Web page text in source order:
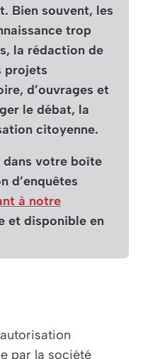
Bien souvent, les
trop
la rédaction de
projets
d’ouvrages et
le débat, la
citoyenne.
dans votre boîte
d’enquêtes
à notre
et disponible en
par la société